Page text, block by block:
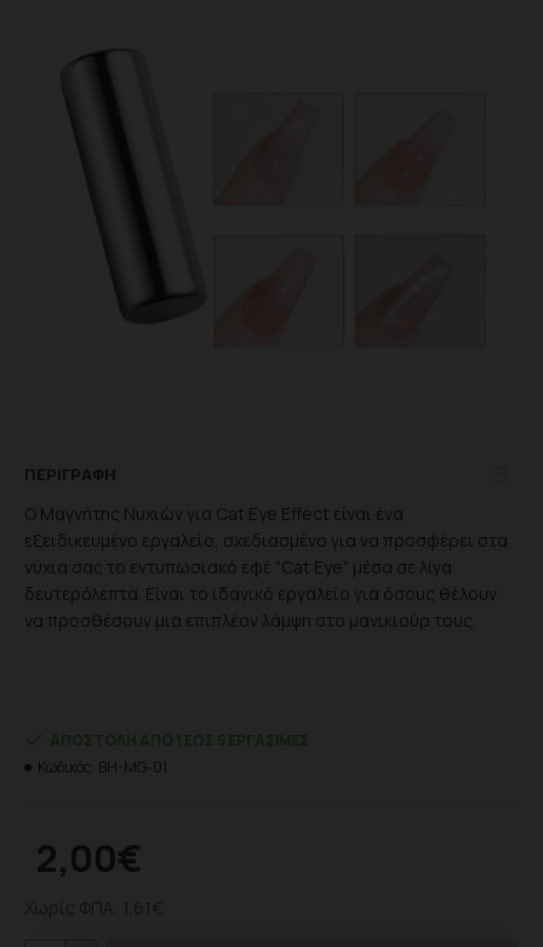
ΠΕΡΙΓΡΑΦΉ
Ο Μαγνήτης Νυχιών για Cat Eye Effect είναι ένα
εξειδικευμένο εργαλείο, σχεδιασμένο για να προσφέρει στα
νύχια σας το εντυπωσιακό εφέ "Cat Eye" μέσα σε λίγα
δευτερόλεπτα. Είναι το ιδανικό εργαλείο για όσους θέλουν
να προσθέσουν μια επιπλέον λάμψη στο μανικιούρ τους.
2,00€
ΑΠΟΣΤΟΛΉ ΑΠΌ 1 ΈΩΣ 5 ΕΡΓΆΣΙΜΕΣ
Κωδικός: BH-MG-01